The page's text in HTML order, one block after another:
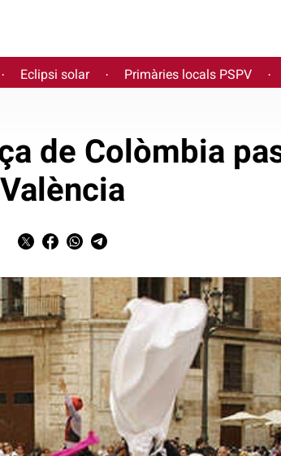
· Eclipsi solar · Primàries locals PSPV ·
de Colòmbia
València